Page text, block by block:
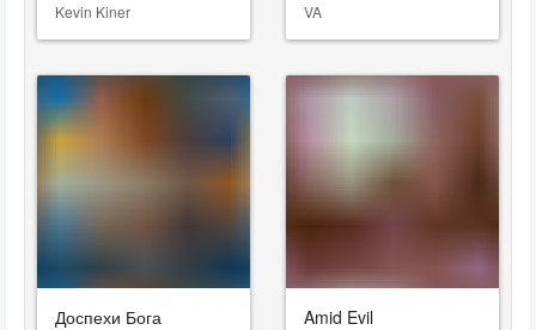
Kevin Kiner VA
Доспехи Бога Amid Evil